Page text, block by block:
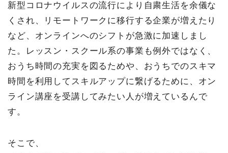
c
b
o
o
k
i
t
e
r
n
e
e
s
新型コロナウイルスの流行により自粛生活を余儀な
くされ、リモートワークに移行する企業が増えたり
など、オンラインへのシフトが急激に加速しまし
た。レッスン・スクール系の事業も例外ではなく、
おうち時間の充実を図るためや、おうちでのスキマ
時間を利用してスキルアップに繋げるために、オン
ライン講座を受講してみたい人が増えているんで
す。
そこで、